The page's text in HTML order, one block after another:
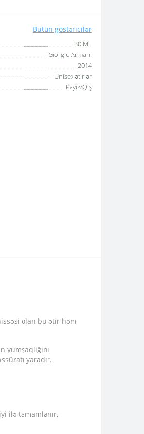
Bütün göstəricilər
30 ML
Giorgio Armani
2014
Unisex ətirlər
Payız/Qış
olan bu ətir həm
yaradır.
ilə tamamlanır,